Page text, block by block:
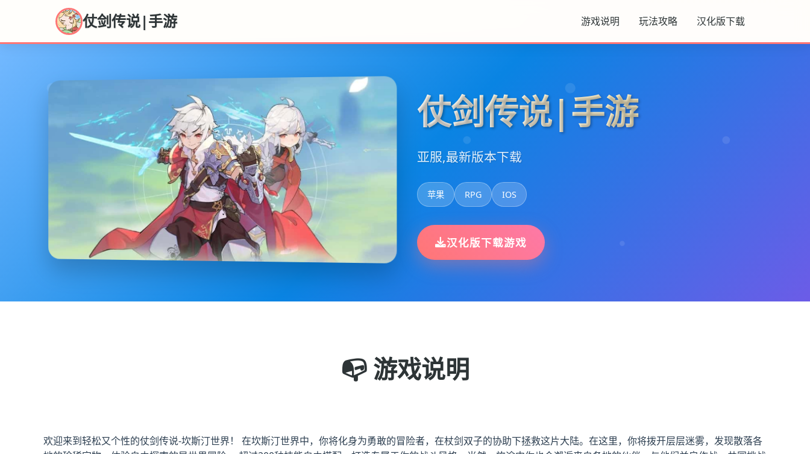
仗剑传说|手游 游戏说明 玩法攻略 汉化版下载
仗剑传说|手游
亚服,最新版本下载
苹果 RPG IOS
汉化版下载游戏
📭 游戏说明
欢迎来到轻松又个性的仗剑传说-坎斯汀世界！ 在坎斯汀世界中，你将化身为勇敢的冒险者，在杖剑双子的协助下拯救这片大陆。在这里，你将拨开层层迷雾，发现散落各